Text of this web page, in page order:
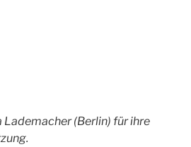
Lademacher (Berlin) für ihre